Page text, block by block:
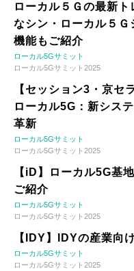
ローカル５Ｇの最新
なシン・ローカル５
機能もご紹介
ローカル5Gサミット
ローカル5Gサミット2025
【セッション3・京セ
ローカル5G：新シス
革新
ローカル5Gサミット
ローカル5Gサミット2025
【iD】ローカル5G基
ご紹介
ローカル5Gサミット
ローカル5Gサミット2025
【IDY】IDYの産業向
ローカル5Gサミット
ローカル5Gサミット2025